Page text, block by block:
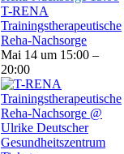
T-RENA
Trainingstherapeutische
Reha-Nachsorge
Mai 14 um 15:00 –
20:00